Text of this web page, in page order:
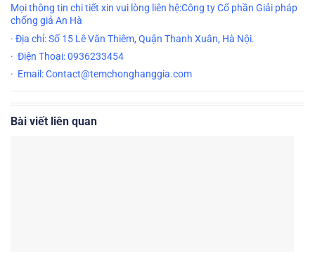
Mọi thông tin chi tiết xin vui lòng liên hệ:Công ty Cổ phần Giải pháp
chống giả An Hà
· Địa chỉ: Số 15 Lê Văn Thiêm, Quận Thanh Xuân, Hà Nội.
· Điện Thoại: 0936233454
· Email: Contact@temchonghanggia.com
Bài viết liên quan